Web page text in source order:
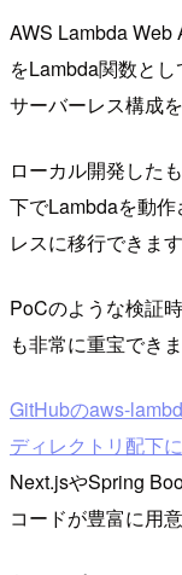
AWS Lambda Web
をLambda関数と
サーバーレス構成
ローカル開発した
下でLambdaを動
レスに移行できます
PoCのような検証
も非常に重宝できま
GitHubのaws-
ディレクトリ配下
Next.jsやSpring
コードが豊富に用